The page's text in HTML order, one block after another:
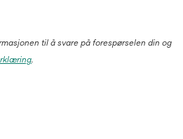
til å svare på forespørselen din og
.